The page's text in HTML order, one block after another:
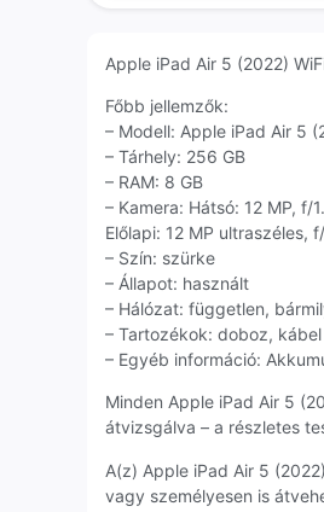
Apple iPad Air 5 (2022)
Főbb jellemzők:
– Modell: Apple iPad Air 5
– Tárhely: 256 GB
– RAM: 8 GB
– Kamera: Hátsó: 12 MP, f/
Előlapi: 12 MP ultraszéles,
– Szín: szürke
– Állapot: használt
– Hálózat: független,
– Tartozékok: doboz, kábel
– Egyéb információ:
Minden Apple iPad Air 5
átvizsgálva – a részletes
A(z) Apple iPad Air 5
vagy személyesen is